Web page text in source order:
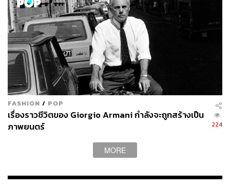
ไม่ชัวร์ ไม่รอด
แค่ทำหนังใหญ่อาจจะยังไม่พอ คนอาจจะยังไม่ออกมาดูหนัง
ที่โรง มันต้องหาอะไรมากระตุ้นเข้าไปอีก แบบว่ายังไงก็ต้องดู
ให้ได้ แพลนการสร้างหนังแบบ 10 ปีแบบ Marvel จึงเกิดขึ้น
หนังที่สร้างมาแต่ละเรื่องเหมือนจะจบในตัว แต่ก็จะไม่จบใน
ตัว จะต้องดูให้ครบทุกเรื่องถึงจะเข้าใจสมบูรณ์แบบ และเมื่อดู
เรื่อยๆ คราวนี้เวลามีภาคใหม่ๆ ออกมา อย่างไรมันก็ต้องดู
แล้ว (แถมต้องดูวันแรกด้วย เพราะคลื่นกระแสมวลชนแฟน
FASHION / POP
เรื่องราวชีวิตของ Giorgio Armani กำลังจะถูกสร้างเป็น
ภาพยนตร์
224
MORE